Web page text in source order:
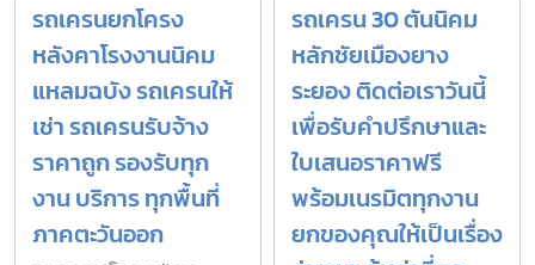
รถเครนยกโครง
หลังคาโรงงานนิคม
แหลมฉบัง รถเครนให้
เช่า รถเครนรับจ้าง
ราคาถูก รองรับทุก
งาน บริการ ทุกพื้นที่
ภาคตะวันออก
รถเครน 30 ตันนิคม
หลักชัยเมืองยาง
ระยอง ติดต่อเราวันนี้
เพื่อรับคำปรึกษาและ
ใบเสนอราคาฟรี
พร้อมเนรมิตทุกงาน
ยกของคุณให้เป็นเรื่อง